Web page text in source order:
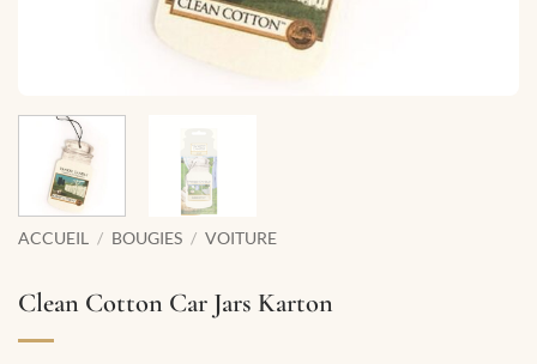
ACCUEIL / BOUGIES / VOITURE
Clean Cotton Car Jars Karton